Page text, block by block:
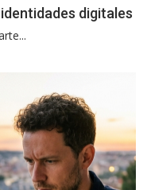
digitales